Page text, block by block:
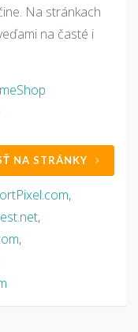
Na stránkach
na časté i
NA STRÁNKY
,
,
,